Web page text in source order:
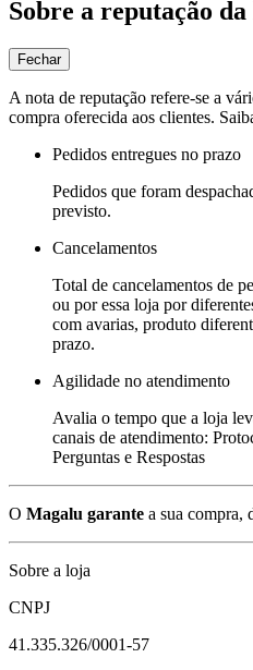
Sobre a reputação
Fechar
A nota de reputação refere-se a
compra oferecida aos clientes.
Pedidos entregues no prazo
Pedidos que foram
previsto.
Cancelamentos
Total de cancelamentos de
ou por essa loja por
com avarias, produto
prazo.
Agilidade no atendimento
Avalia o tempo que a loja
canais de atendimento:
Perguntas e Respostas
O Magalu garante a sua compra,
Sobre a loja
CNPJ
41.335.326/0001-57